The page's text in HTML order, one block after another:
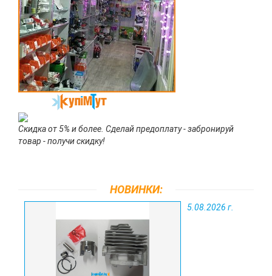
Скидка от 5% и более. Сделай предоплату - забронируй
товар - получи скидку!
НОВИНКИ:
5.08.2026 г.